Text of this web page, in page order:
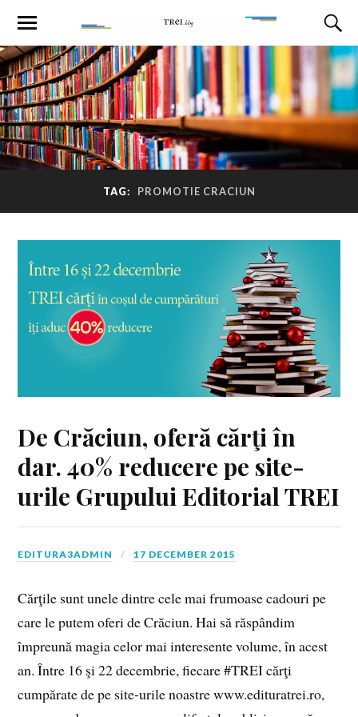
TAG: PROMOTIE CRACIUN
De Crăciun, oferă cărţi în
dar. 40% reducere pe site-
urile Grupului Editorial TREI
EDITURA3ADMIN 17 DECEMBER 2015
Cărţile sunt unele dintre cele mai frumoase cadouri pe
care le putem oferi de Crăciun. Hai să răspândim
împreună magia celor mai interesente volume, în acest
an. Între 16 şi 22 decembrie, fiecare ‪#‎TREI‬ cărţi
cumpărate de pe site-urile noastre www.edituratrei.ro,